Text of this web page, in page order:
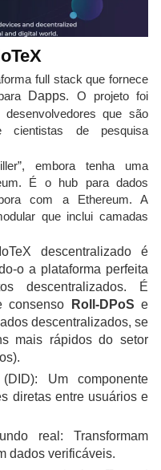
full stack que fornece
Dapps. O projeto foi
que são
cientistas de pesquisa
embora tenha uma
É o hub para dados
com a Ethereum. A
que inclui camadas
descentralizado é
o a plataforma perfeita
descentralizados. É
consenso
Roll-DPoS e
descentralizados, se
mais rápidos do setor
(DID): Um componente
diretas entre usuários e
real: Transformam
dados verificáveis.